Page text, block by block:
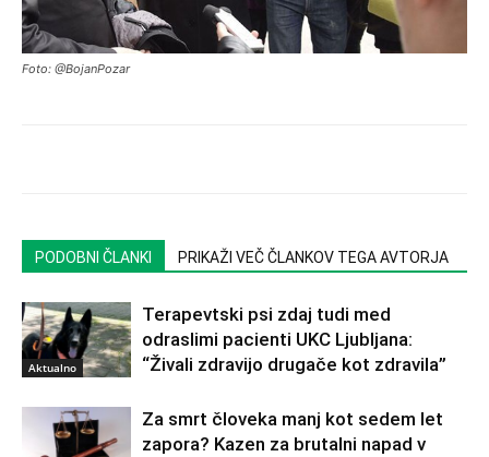
Foto: @BojanPozar
PODOBNI ČLANKI PRIKAŽI VEČ ČLANKOV TEGA AVTORJA
Aktualno
Terapevtski psi zdaj tudi med
odraslimi pacienti UKC Ljubljana:
“Živali zdravijo drugače kot zdravila”
Za smrt človeka manj kot sedem let
zapora? Kazen za brutalni napad v